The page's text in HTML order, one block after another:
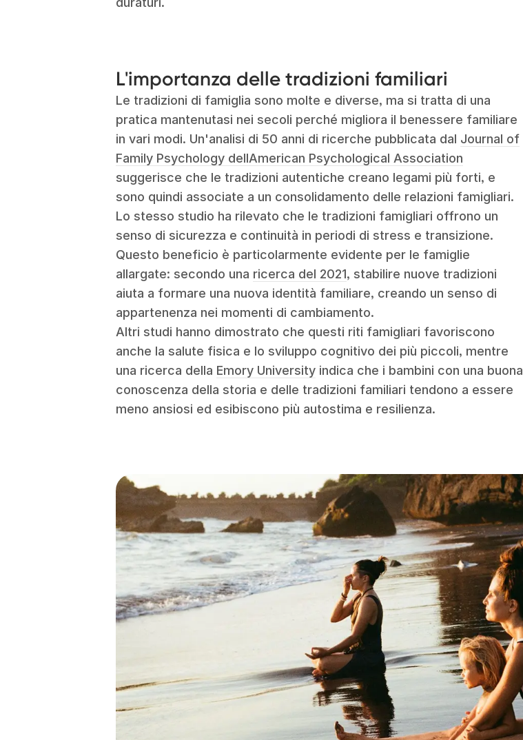
L'importanza delle tradizioni familiari
Le tradizioni di famiglia sono molte e diverse, ma si tratta di una
pratica mantenutasi nei secoli perché migliora il benessere familiare
in vari modi. Un'analisi di 50 anni di ricerche pubblicata dal Journal of
Family Psychology dellAmerican Psychological Association
suggerisce che le tradizioni autentiche creano legami più forti, e
sono quindi associate a un consolidamento delle relazioni famigliari.
Lo stesso studio ha rilevato che le tradizioni famigliari offrono un
senso di sicurezza e continuità in periodi di stress e transizione.
Questo beneficio è particolarmente evidente per le famiglie
allargate: secondo una ricerca del 2021, stabilire nuove tradizioni
aiuta a formare una nuova identità familiare, creando un senso di
appartenenza nei momenti di cambiamento.
Altri studi hanno dimostrato che questi riti famigliari favoriscono
anche la salute fisica e lo sviluppo cognitivo dei più piccoli, mentre
una ricerca della Emory University indica che i bambini con una buona
conoscenza della storia e delle tradizioni familiari tendono a essere
meno ansiosi ed esibiscono più autostima e resilienza.